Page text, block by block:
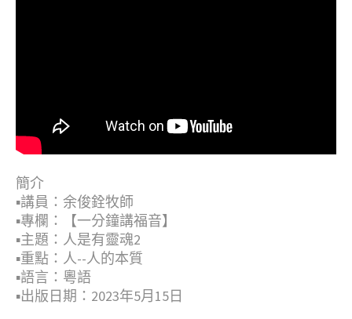
簡介
▪︎講員：余俊銓牧師
▪︎專欄：【一分鐘講福音】
▪︎主題：人是有靈魂2
▪︎重點：人--人的本質
▪︎語言：粵語
▪︎出版日期：2023年5月15日